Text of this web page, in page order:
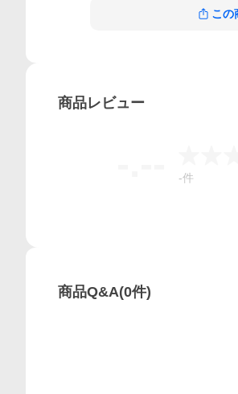
この
商品レビュー
-件
商品Q&A(0件)